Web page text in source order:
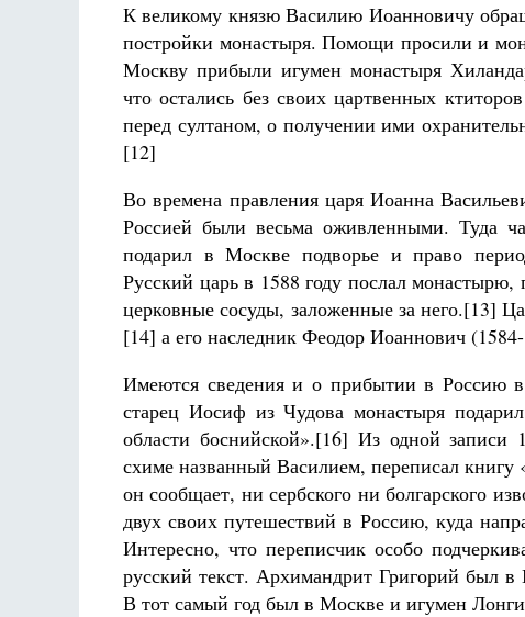
К великому князю Василию Иоанновичу
постройки монастыря. Помощи просили и
Москву прибыли игумен монастыря
что остались без своих цартвенных
перед султаном, о получении ими
[12]
Во времена правления царя Иоанна
Россией были весьма оживленными. Туда
подарил в Москве подворье и право
Русский царь в 1588 году послал монастырю,
церковные сосуды, заложенные за него.[13]
[14] а его наследник Феодор Иоаннович
Имеются сведения и о прибытии в Россию
старец Иосиф из Чудова монастыря
области боснийской».[16] Из одной
схиме названный Василием, переписал книгу
он сообщает, ни сербского ни болгарского
двух своих путешествий в Россию, куда
Интересно, что переписчик особо
русский текст. Архимандрит Григорий был
В тот самый год был в Москве и игумен